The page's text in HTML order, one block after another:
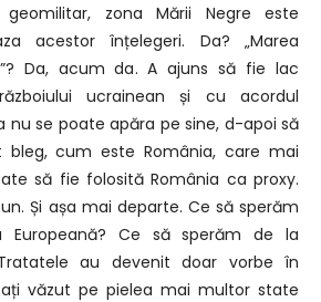
zona Mării Negre este
acestor înțelegeri. Da? „Marea
Da, acum da. A ajuns să fie lac
ucrainean și cu acordul
nu se poate apăra pe sine, d-apoi să
cum este România, care mai
să fie folosită România ca proxy.
Și așa mai departe. Ce să sperăm
Europeană? Ce să sperăm de la
au devenit doar vorbe în
văzut pe pielea mai multor state